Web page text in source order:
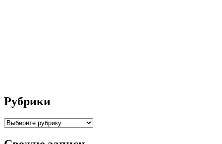
Рубрики
Рубрики